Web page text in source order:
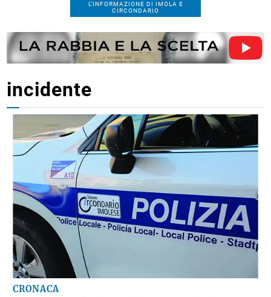
L’INFORMAZIONE DI IMOLA E
CIRCONDARIO
incidente
CRONACA